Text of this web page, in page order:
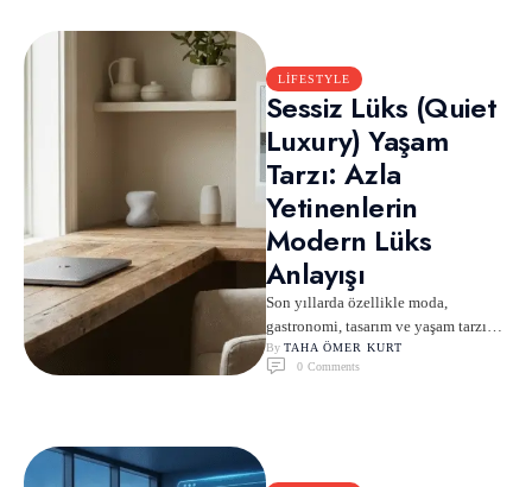
LIFESTYLE
Sessiz Lüks (Quiet
Luxury) Yaşam
Tarzı: Azla
Yetinenlerin
Modern Lüks
Anlayışı
Son yıllarda özellikle moda,
gastronomi, tasarım ve yaşam tarzı
içeriklerinde sıkça karşımıza çıkan
sessiz lüks (quiet luxury) kavramı, …
By TAHA ÖMER KURT
0 Comments